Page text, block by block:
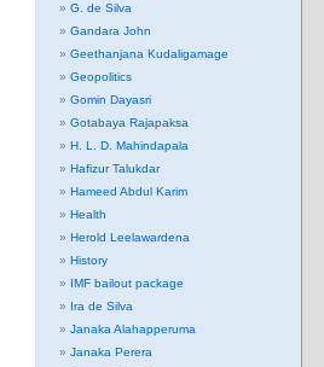
G. de Silva
Gandara John
Geethanjana Kudaligamage
Geopolitics
Gomin Dayasri
Gotabaya Rajapaksa
H. L. D. Mahindapala
Hafizur Talukdar
Hameed Abdul Karim
Health
Herold Leelawardena
History
IMF bailout package
Ira de Silva
Janaka Alahapperuma
Janaka Perera